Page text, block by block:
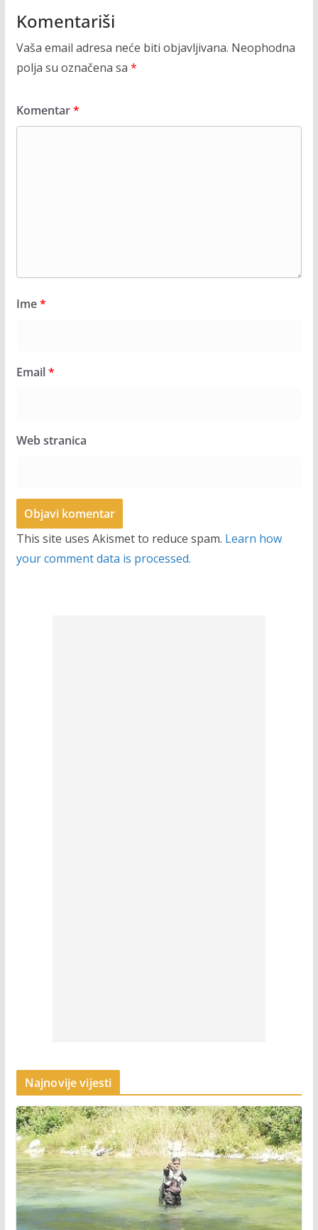
Komentariši
Vaša email adresa neće biti objavljivana. Neophodna
polja su označena sa *
Komentar*
Ime*
Email*
Web stranica
This site uses Akismet to reduce spam. Learn how
your comment data is processed.
Najnovije vijesti